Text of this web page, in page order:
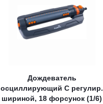
Дождеватель
осциллирующий C регулир.
шириной, 18 форсунок (1/6)